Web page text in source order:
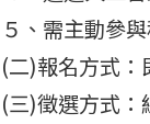
５、需主動參
(二)報名方式：
(三)徵選方式